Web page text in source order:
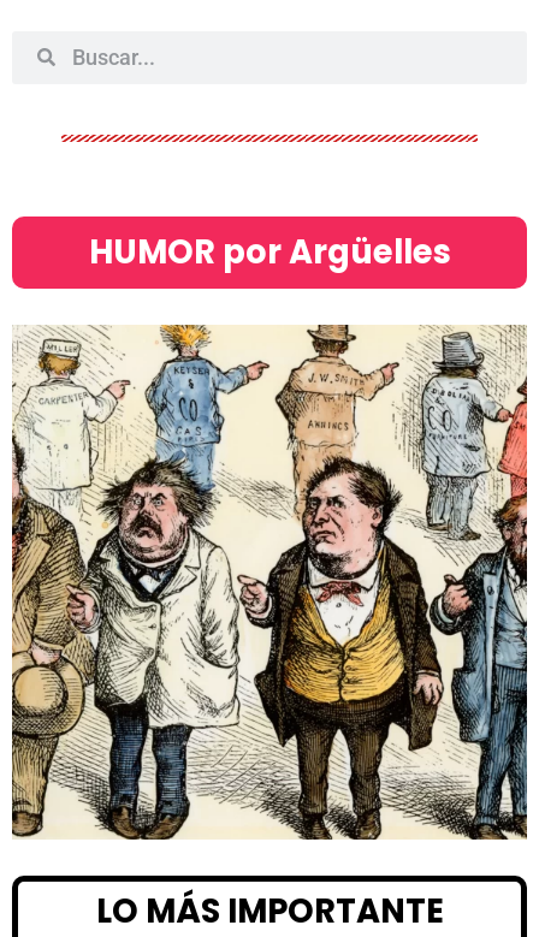
HUMOR por Argüelles​
LO MÁS IMPORTANTE